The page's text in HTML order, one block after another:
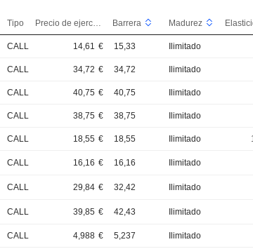
Tipo Precio de ejercicio Barrera Madurez
CALL 14,61 € 15,33 Ilimitado
CALL 34,72 € 34,72 Ilimitado
CALL 40,75 € 40,75 Ilimitado
CALL 38,75 € 38,75 Ilimitado
CALL 18,55 € 18,55 Ilimitado
CALL 16,16 € 16,16 Ilimitado
CALL 29,84 € 32,42 Ilimitado
CALL 39,85 € 42,43 Ilimitado
CALL 4,988 € 5,237 Ilimitado